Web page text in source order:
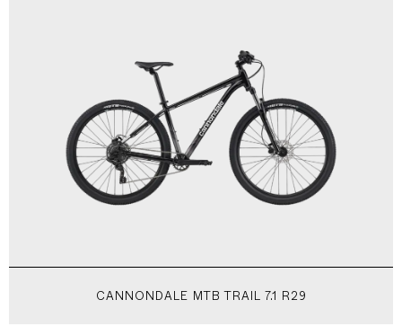
CANNONDALE MTB TRAIL 7.1 R29